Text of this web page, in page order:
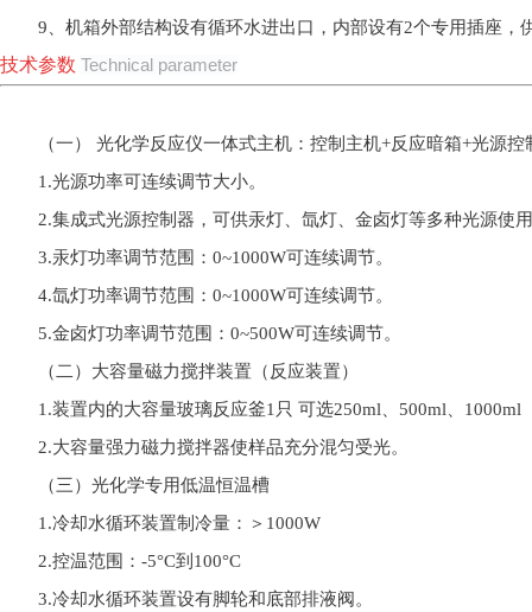
9、机箱外部结构设有循环水进出口，内部设有2个专用插座，
技术参数 Technical parameter
（一） 光化学反应仪一体式主机：控制主机+反应暗箱+光源控
1.光源功率可连续调节大小。
2.集成式光源控制器，可供汞灯、氙灯、金卤灯等多种光源使
3.汞灯功率调节范围：0~1000W可连续调节。
4.氙灯功率调节范围：0~1000W可连续调节。
5.金卤灯功率调节范围：0~500W可连续调节。
（二） 大容量磁力搅拌装置（反应装置）
1.装置内的大容量玻璃反应釜1只 可选250ml、500ml、1000ml
2.大容量强力磁力搅拌器使样品充分混匀受光。
（三）光化学专用低温恒温槽
1.冷却水循环装置制冷量：＞1000W
2.控温范围：-5°C到100°C
3.冷却水循环装置设有脚轮和底部排液阀。